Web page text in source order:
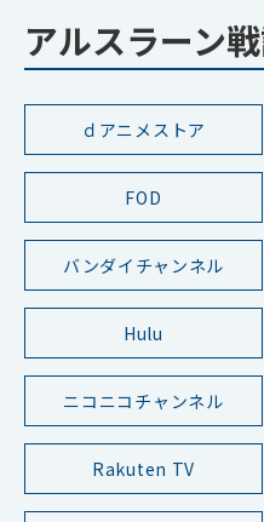
アルスラーン
ｄアニメストア
FOD
バンダイチャンネル
Hulu
ニコニコチャンネル
Rakuten TV